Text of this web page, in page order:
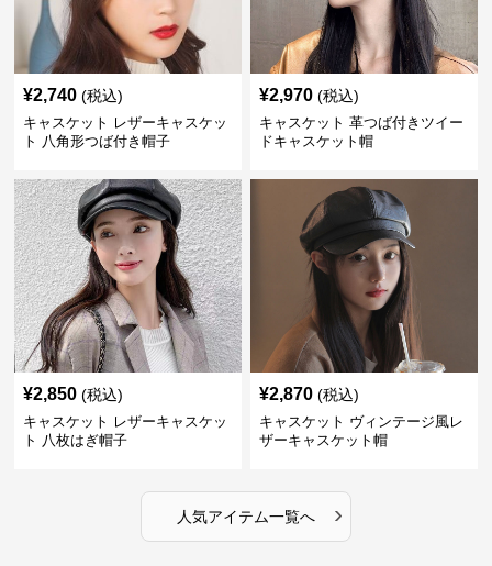
¥2,740 (税込)
キャスケット レザーキャスケッ
ト 八角形つば付き帽子
¥2,970 (税込)
キャスケット 革つば付きツイー
ドキャスケット帽
¥2,850 (税込)
キャスケット レザーキャスケッ
ト 八枚はぎ帽子
¥2,870 (税込)
キャスケット ヴィンテージ風レ
ザーキャスケット帽
人気アイテム一覧へ ›